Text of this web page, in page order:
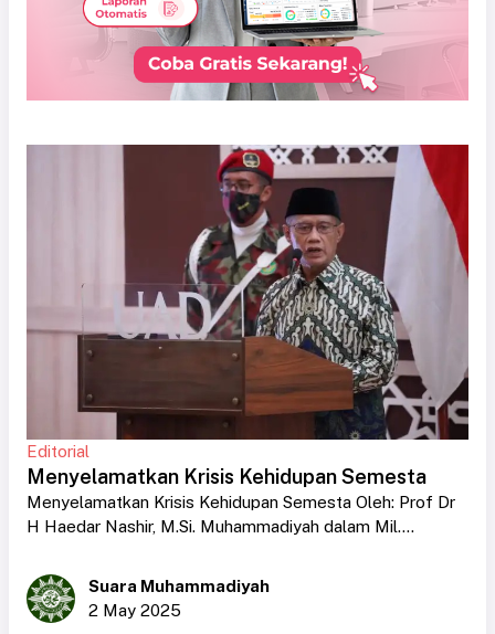
Editorial
Menyelamatkan Krisis Kehidupan Semesta
Menyelamatkan Krisis Kehidupan Semesta Oleh: Prof Dr
H Haedar Nashir, M.Si. Muhammadiyah dalam Mil....
Suara Muhammadiyah
2 May 2025